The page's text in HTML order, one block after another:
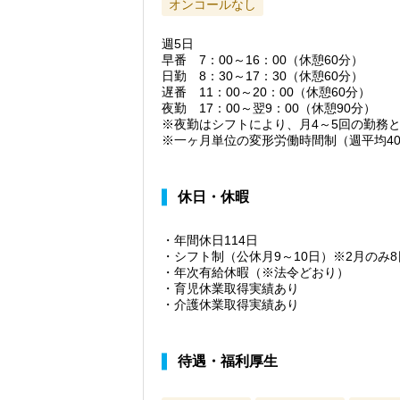
オンコールなし
週5日
早番 7：00～16：00（休憩60分）
日勤 8：30～17：30（休憩60分）
遅番 11：00～20：00（休憩60分）
夜勤 17：00～翌9：00（休憩90分）
※夜勤はシフトにより、月4～5回の勤務と
※一ヶ月単位の変形労働時間制（週平均40
休日・休暇
・年間休日114日
・シフト制（公休月9～10日）※2月のみ8
・年次有給休暇（※法令どおり）
・育児休業取得実績あり
・介護休業取得実績あり
待遇・福利厚生